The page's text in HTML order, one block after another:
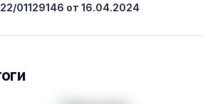
01129146 от 16.04.2024